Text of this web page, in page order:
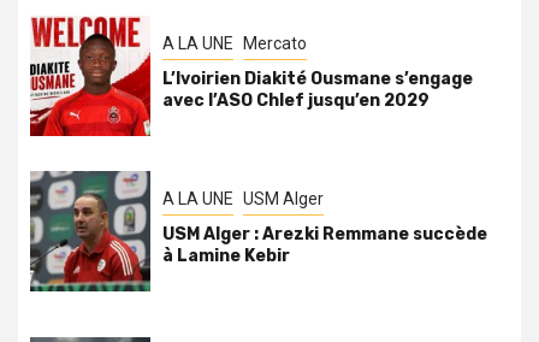
A LA UNE Mercato
L’Ivoirien Diakité Ousmane s’engage
avec l’ASO Chlef jusqu’en 2029
A LA UNE USM Alger
USM Alger : Arezki Remmane succède
à Lamine Kebir